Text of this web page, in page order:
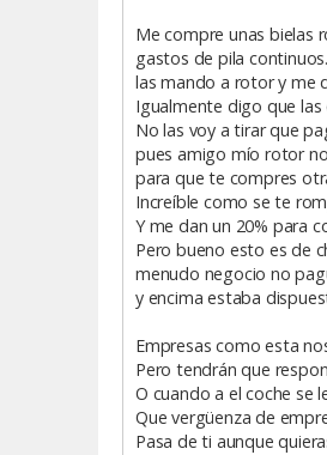
Me compre unas bielas
gastos de pila
las mando a rotor y me
Igualmente digo que
No las voy a tirar que
pues amigo mío rotor
para que te compres
Increíble como se te
Y me dan un 20% para
Pero bueno esto es de
menudo negocio no
y encima estaba
Empresas como esta
Pero tendrán que
O cuando a el coche se
Que vergüenza de
Pasa de ti aunque